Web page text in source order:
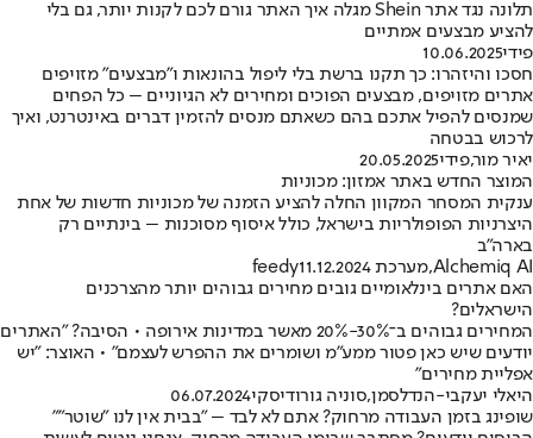
תלונה נגד אתר Shein מגלה איך האתר גורם לכם לקנות יותר, גם בלי
להציע מבצעים אמתיים
פידי10.06.2025
חסכו והיזהרו: כך תקנו ברשת בלי ליפול בהונאות ו"מבצעים" מזויפים
אתרים מזויפים, מבצעים הפוכים ומחירים לא הגיוניים – כל הפחים
שמנסים להפיל אתכם בהם כשאתם מנסים להזמין דברים באינטרנט, ואיך
לרכוש בבטחה
יאיר מור,פידי20.05.2025
המוצר החדש באתר אמזון: מכוניות
ענקית המסחר המקוון החלה להציע הזמנה של מכוניות חדשות של אחת
היצרניות הפופולריות בישראל, כולל איסוף מסוכנות – בינתיים רק
בארה"ב
Alchemiq AI
,מערכת feedy11.12.2024
האם אתרים בינלאומיים גובים מחירים גבוהים יותר מהצרכנים
הישראלים?
המחירים גבוהים ב־30%-20% מאשר במדינות אירופה • הסיבה? "האתרים
יודעים שיש כאן פטור ממע"מ ושומרים את ההפרש לעצמם" • האוצר: "יש
אפליית מחירים"
היאלי יעקבי-הנדלסמן,סוניה גורודיסקי06.07.2024
שופינג בזמן העבודה מרחוק? אתם לא לבד – "בבית אין לנו "שוטר""